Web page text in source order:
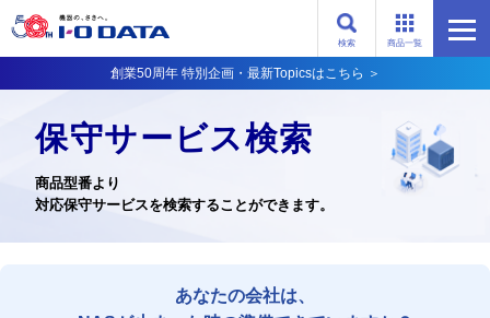
商品一覧
検索
創業50周年 特別企画・最新Topicsはこちら ＞
保守サービス検索
商品型番より
対応保守サービスを検索することができます。
あなたの会社は、